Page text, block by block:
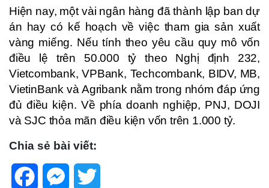
Hiện nay, một vài ngân hàng đã thành lập ban dự
án hay có kế hoạch về việc tham gia sản xuất
vàng miếng. Nếu tính theo yêu cầu quy mô vốn
điều lệ trên 50.000 tỷ theo Nghị định 232,
Vietcombank, VPBank, Techcombank, BIDV, MB,
VietinBank và Agribank nằm trong nhóm đáp ứng
đủ điều kiện. Về phía doanh nghiệp, PNJ, DOJI
và SJC thỏa mãn điều kiện vốn trên 1.000 tỷ.
Chia sẻ bài viết:
FacebookMessenger